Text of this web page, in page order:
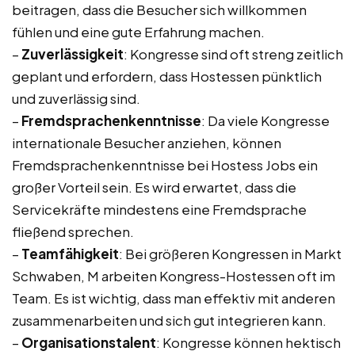
beitragen, dass die Besucher sich willkommen
fühlen und eine gute Erfahrung machen.
– Zuverlässigkeit: Kongresse sind oft streng zeitlich
geplant und erfordern, dass Hostessen pünktlich
und zuverlässig sind.
– Fremdsprachenkenntnisse: Da viele Kongresse
internationale Besucher anziehen, können
Fremdsprachenkenntnisse bei Hostess Jobs ein
großer Vorteil sein. Es wird erwartet, dass die
Servicekräfte mindestens eine Fremdsprache
fließend sprechen.
– Teamfähigkeit: Bei größeren Kongressen in Markt
Schwaben, M arbeiten Kongress-Hostessen oft im
Team. Es ist wichtig, dass man effektiv mit anderen
zusammenarbeiten und sich gut integrieren kann.
– Organisationstalent: Kongresse können hektisch